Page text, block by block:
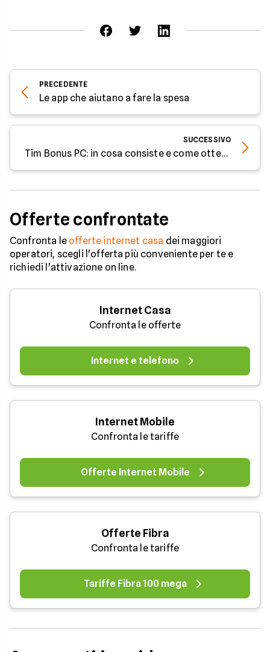
PRECEDENTE
Le app che aiutano a fare la spesa
SUCCESSIVO
Tim Bonus PC: in cosa consiste e come ottenerlo
Offerte confrontate
Confronta le offerte internet casa dei maggiori
operatori, scegli l'offerta più conveniente per te e
richiedi l'attivazione on line.
Internet Casa
Confronta le offerte
Internet e telefono
Internet Mobile
Confronta le tariffe
Offerte Internet Mobile
Offerte Fibra
Confronta le tariffe
Tariffe Fibra 100 mega